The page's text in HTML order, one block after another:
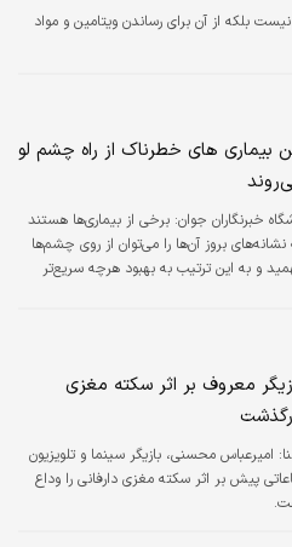
نیست بلکه از آن برای رساندن ویتامین و مواد
بیماری های خطرناک از راه چشم لو
خبرنگاران جوان: برخی از بیماری‌ها هستند
نشانه‌های بروز آن‌ها را می‌توان از روی چشم‌ها
و به این ترتیب به بهبود هرچه سریع‌تر
معروف بر اثر سکته مغزی
امیرعباس محسنی، بازیگر سینما و تلویزیون
پیش بر اثر سکته مغزی دارفانی را وداع